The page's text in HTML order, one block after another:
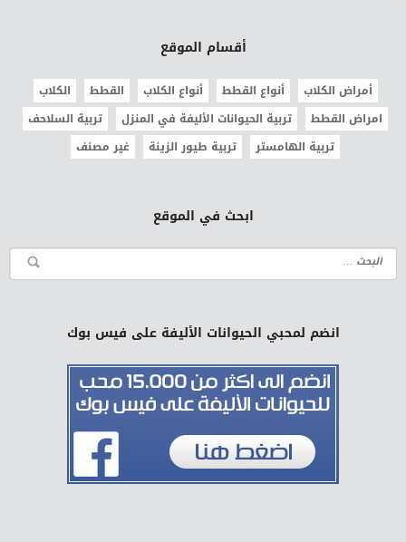
أقسام الموقع
أمراض الكلاب أنواع القطط أنواع الكلاب القطط
الكلاب
امراض القطط
تربية الحيوانات الأليفة في المنزل
تربية السلاحف
تربية الهامستر
تربية طيور الزينة غير مصنف
ابحث في الموقع
انضم لمحبي الحيوانات الأليفة على فيس بوك